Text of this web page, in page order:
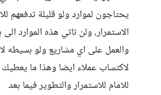
يحتاجون لموارد ولو قليلة تدفعهم
الاستمرار، ولن تاتي هذه الموارد
والعمل على اي مشاريع ولو بسيطه
لاكتساب عملاء ايضا وهذا ما
للامام للاستمرار والتطوير فيما بعد